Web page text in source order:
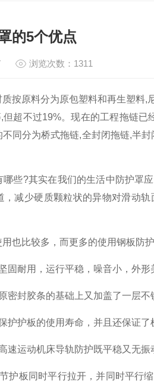
的5个优点
浏览次数：1311
按原料分为原包塑料和再生塑料,
但超不过19%。现在的工程拖链
同分为桥式拖链,全封闭拖链,半
?其实在我们的生活中防护罩应
，减少硬质颗粒状的异物对滑动
比较多，而更多的使用钢板防护
耐用，运行平稳，噪音小，外形
封胶条的基础上又加盖了一层不
护板的使用寿命，并且还保证了
运动机床导轨防护既平稳又无振
板同时平行拉开，并同时平行缩